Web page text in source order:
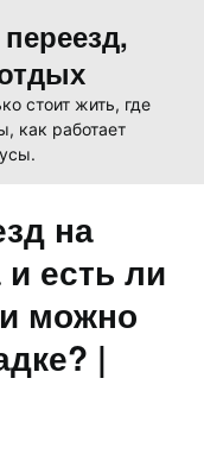
стоит жить, где
как работает
на
есть ли
можно
|